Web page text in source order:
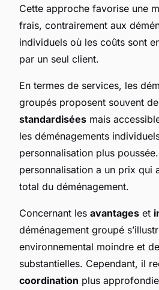
Cette approche favorise une
frais, contrairement aux
individuels où les coûts sont
par un seul client.
En termes de services, les
groupés proposent souvent
standardisées mais
les déménagements
personnalisation plus
personnalisation a un prix qui
total du déménagement.
Concernant les avantages et
déménagement groupé
environnemental moindre et
substantielles. Cependant, il
coordination plus